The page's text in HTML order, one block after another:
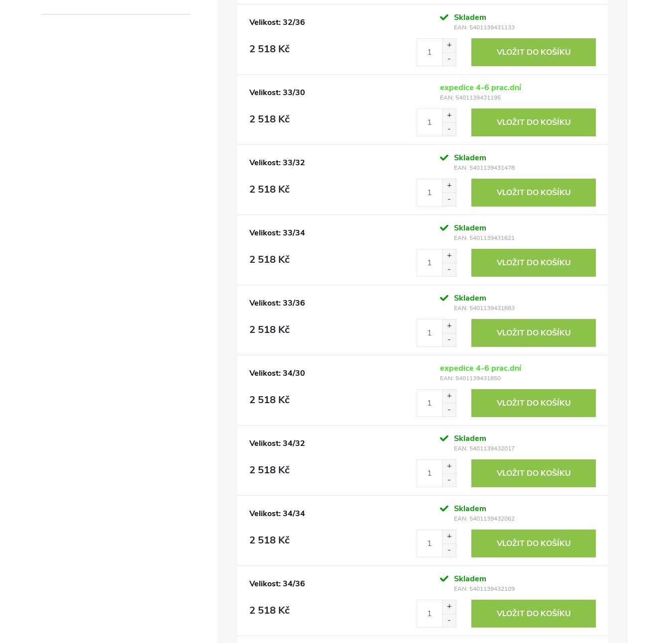
Velikost: 32/36 Skladem
EAN: 5401139431133
2 518 Kč VLOŽIT DO KOŠÍKU
Velikost: 33/30 expedice 4-6 prac.dní
EAN: 5401139431195
2 518 Kč VLOŽIT DO KOŠÍKU
Velikost: 33/32 Skladem
EAN: 5401139431478
2 518 Kč VLOŽIT DO KOŠÍKU
Velikost: 33/34 Skladem
EAN: 5401139431621
2 518 Kč VLOŽIT DO KOŠÍKU
Velikost: 33/36 Skladem
EAN: 5401139431683
2 518 Kč VLOŽIT DO KOŠÍKU
Velikost: 34/30 expedice 4-6 prac.dní
EAN: 5401139431850
2 518 Kč VLOŽIT DO KOŠÍKU
Velikost: 34/32 Skladem
EAN: 5401139432017
2 518 Kč VLOŽIT DO KOŠÍKU
Velikost: 34/34 Skladem
EAN: 5401139432062
2 518 Kč VLOŽIT DO KOŠÍKU
Velikost: 34/36 Skladem
EAN: 5401139432109
2 518 Kč VLOŽIT DO KOŠÍKU